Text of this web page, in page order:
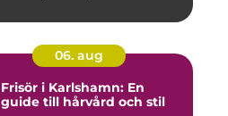
06. aug
Frisör i Karlshamn: En
guide till hårvård och stil